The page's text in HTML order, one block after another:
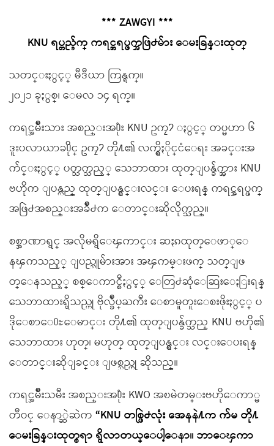
*** ZAWGYI ***
KNU ရပ္တည္ခ်က္ ကရင္အရပ္ဖက္အဖြဲ႕မ်ား ေမးခြန္းထုတ္
သတင္းႏွင့္ မီဒီယာ ကြန္ရက္။
၂၀၂၁ ခုႏွစ္၊ ေမလ ၁၄ ရက္။
ကရင္အမ်ိဳးသား အစည္းအ႐ုံး KNU ဥကၠ႒ ႏွင့္ တပ္မဟာ ၆
ဒူးပလာယာခ႐ိုင္ ဥကၠ႒ တို႔၏ လက္ရွိႏိုင္ငံေရး အခင္းအ
က်င္းႏွင့္ ပတ္သက္သည့္ သေဘာထား ထုတ္ျပန္ခ်က္အား KNU
ဗဟိုက ျပန္လည္ ထုတ္ျပန္ရွင္းလင္း ေပးရန္ ကရင္အရပ္ဖက္
အဖြဲ႕အစည္းအခ်ိဳ႕က ေတာင္းဆိုလိုက္သည္။
စစ္အာဏာရွင္ အလိုမရွိေၾကာင္း ဆႏၵထုတ္ေဖာ္ေ
နၾကသည့္ ျပည္သူမ်ားအား အၾကမ္းဖက္ သတ္ျဖ
တ္ေနသည့္ စစ္ေကာင္စီႏွင့္ ေတြ႕ဆုံေဆြးေႏြးရန္
သေဘာထားရွိသည္ဟု ဗိုလ္ခ်ဳပ္ႀကီး ေစာမူတူးေစးဖိုးႏွင့္ ပ
ဒိုေစာေ႐ႊေမာင္း တို႔၏ ထုတ္ျပန္ခ်က္သည္ KNU ဗဟို၏
သေဘာထား ဟုတ္၊ မဟုတ္ ထုတ္ျပန္ရွင္း လင္းေပးရန္
ေတာင္းဆိုျခင္း ျဖစ္သည္ဟု ဆိုသည္။
ကရင္အမ်ိဳးသမီး အစည္းအ႐ုံး KWO အၿမဲတမ္းဗဟိုေကာ္မ
တီဝင္ ေနာ္ဆဲဆဲက “KNU တစ္ဖြဲ႕လုံး အေနနဲ႔က က်မ တို႔
ေမးခြန္းထုတ္စရာ ရွိလာတယ္ေပါ့ေနာ။ ဘာေၾကာ